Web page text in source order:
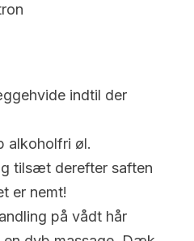
indtil der
alkoholfri øl.
tilsæt derefter saften
er nemt!
på vådt hår